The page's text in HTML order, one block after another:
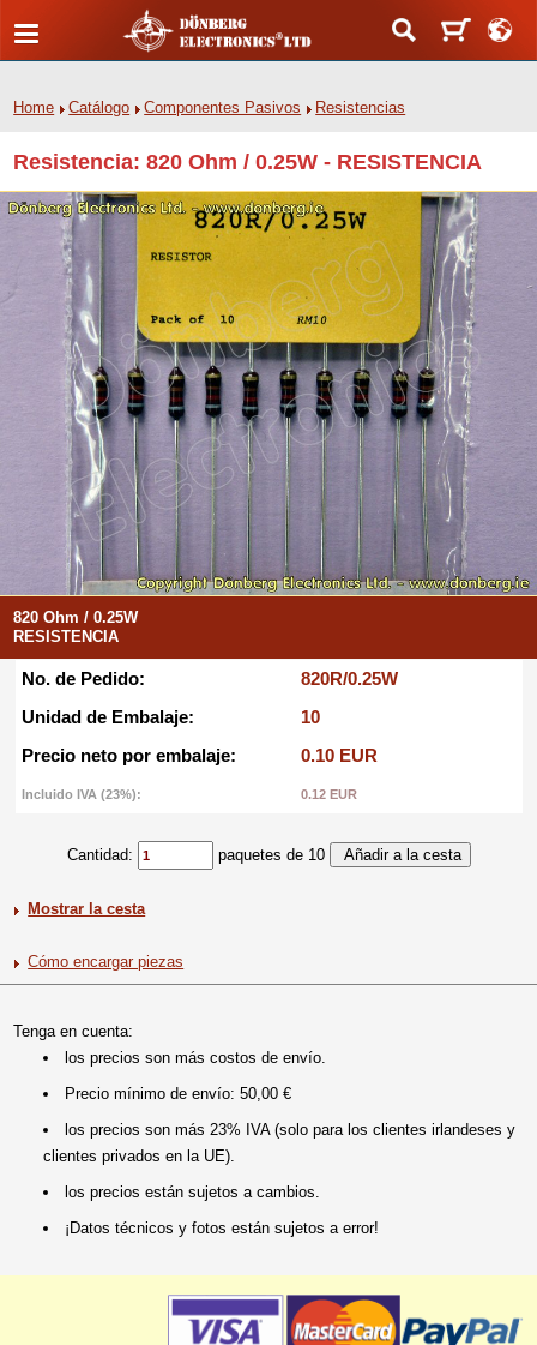
Home Catálogo Componentes Pasivos Resistencias
Resistencia: 820 Ohm / 0.25W - RESISTENCIA
820 Ohm / 0.25W
RESISTENCIA
No. de Pedido:
820R/0.25W
Unidad de Embalaje:
10
Precio neto por embalaje:
0.10 EUR
Incluido IVA (23%): 0.12 EUR
Cantidad: paquetes de 10
Mostrar la cesta
Cómo encargar piezas
Tenga en cuenta:
los precios son más costos de envío.
Precio mínimo de envío: 50,00 €
los precios son más 23% IVA (solo para los clientes irlandeses y
clientes privados en la UE).
los precios están sujetos a cambios.
¡Datos técnicos y fotos están sujetos a error!